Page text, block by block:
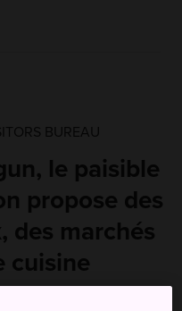
BUREAU
le paisible
propose des
des marchés
cuisine